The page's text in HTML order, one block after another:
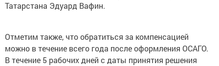
Татарстана Эдуард Вафин.
Отметим также, что обратиться за компенсацией
можно в течение всего года после оформления ОСАГО.
В течение 5 рабочих дней с даты принятия решения